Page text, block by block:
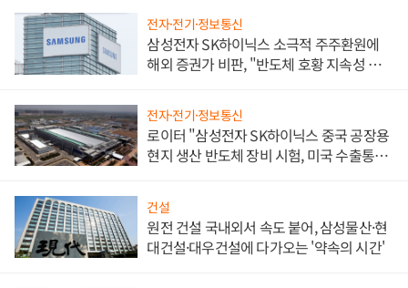
전자·전기·정보통신
삼성전자 SK하이닉스 소극적 주주환원에
해외 증권가 비판, "반도체 호황 지속성 의
전자·전기·정보통신
로이터 "삼성전자 SK하이닉스 중국 공장용
현지 생산 반도체 장비 시험, 미국 수출통제
건설
원전 건설 국내외서 속도 붙어, 삼성물산·현
대건설·대우건설에 다가오는 '약속의 시간'